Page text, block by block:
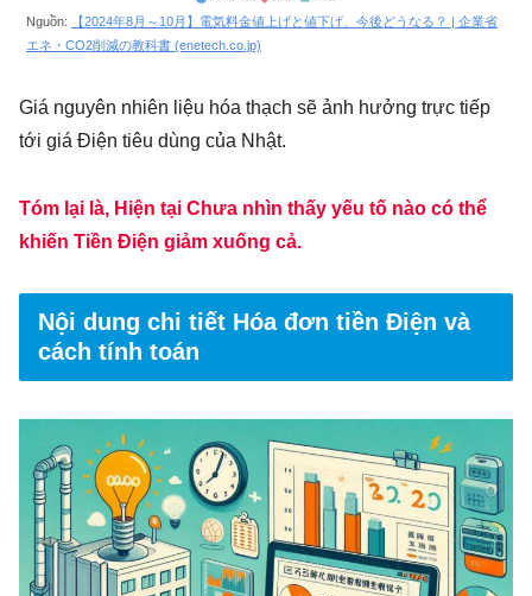
Nguồn:
【2024年8月～10月】電気料金値上げと値下げ、今後どうなる？ | 企業省
エネ・CO2削減の教科書 (enetech.co.jp)
Giá nguyên nhiên liệu hóa thạch sẽ ảnh hưởng trực tiếp
tới giá Điện tiêu dùng của Nhật.
Tóm lại là, Hiện tại Chưa nhìn thấy yếu tố nào có thể
khiến Tiền Điện giảm xuống cả.
Nội dung chi tiết Hóa đơn tiền Điện và
cách tính toán